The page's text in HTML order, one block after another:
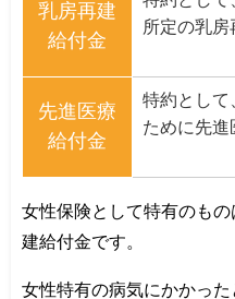
乳房再建
給付金
所定の乳
先進医療
給付金
特約として
ために先進
女性保険として特有のも
建給付金です。
女性特有の病気にかかっ